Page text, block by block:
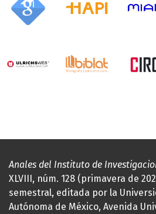
Anales del Instituto de
XLVIII, núm. 128 (primavera de
semestral, editada por la
Autónoma de México, Avenida